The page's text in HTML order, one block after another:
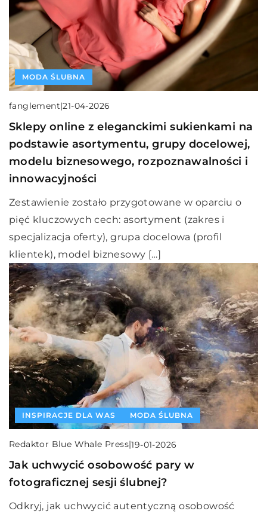
MODA ŚLUBNA
fanglement|21-04-2026
Sklepy online z eleganckimi sukienkami na
podstawie asortymentu, grupy docelowej,
modelu biznesowego, rozpoznawalności i
innowacyjności
Zestawienie zostało przygotowane w oparciu o
pięć kluczowych cech: asortyment (zakres i
specjalizacja oferty), grupa docelowa (profil
klientek), model biznesowy […]
INSPIRACJE DLA WAS MODA ŚLUBNA
Redaktor Blue Whale Press|19-01-2026
Jak uchwycić osobowość pary w
fotograficznej sesji ślubnej?
Odkryj, jak uchwycić autentyczną osobowość